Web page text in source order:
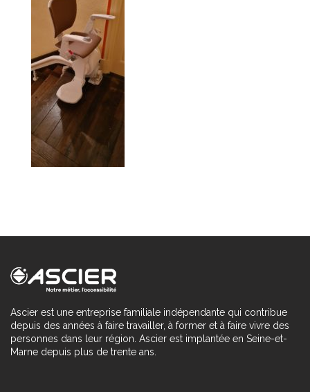
Ascier est une entreprise familiale indépendante qui contribue
depuis des années à faire travailler, à former et à faire vivre des
personnes dans leur région. Ascier est implantée en Seine-et-
Marne depuis plus de trente ans.